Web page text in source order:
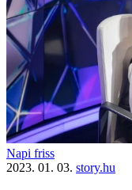
Napi friss
2023. 01. 03. story.hu